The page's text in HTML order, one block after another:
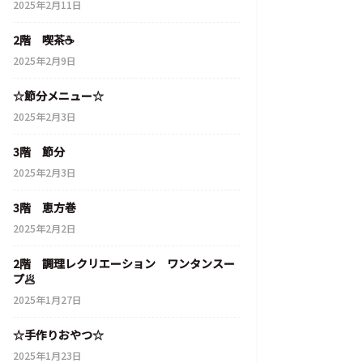
2025年2月11日
2階 喫茶☕
2025年2月9日
☆節分メニュー☆
2025年2月3日
3階 節分
2025年2月3日
3階 恵方巻
2025年2月2日
2階 調理レクリエーション ワンタンスー
プ🥟
2025年1月27日
☆手作りおやつ☆
2025年1月23日